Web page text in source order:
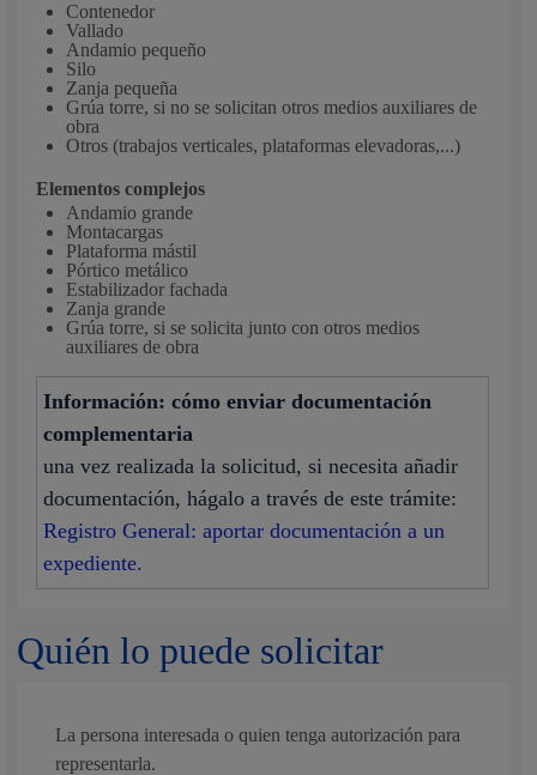
Contenedor
Vallado
Andamio pequeño
Silo
Zanja pequeña
Grúa torre, si no se solicitan otros medios auxiliares de
obra
Otros (trabajos verticales, plataformas elevadoras,...)
Elementos complejos
Andamio grande
Montacargas
Plataforma mástil
Pórtico metálico
Estabilizador fachada
Zanja grande
Grúa torre, si se solicita junto con otros medios
auxiliares de obra
Información: cómo enviar documentación
complementaria
una vez realizada la solicitud, si necesita añadir
documentación, hágalo a través de este trámite:
Registro General: aportar documentación a un
expediente.
Quién lo puede solicitar
La persona interesada o quien tenga autorización para
representarla.